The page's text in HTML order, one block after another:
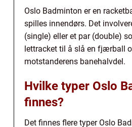
Oslo Badminton er en
spilles innendørs. Det
(single) eller et par (double)
lettracket til å slå en fjærball
motstanderens banehalvdel.
Hvilke typer Oslo
finnes?
Det finnes flere typer Oslo